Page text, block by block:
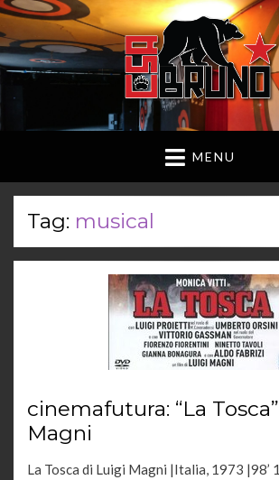
MENU
Tag: musical
cinemafutura: “La
Magni
La Tosca di Luigi Magni |Italia, 1973 |98’